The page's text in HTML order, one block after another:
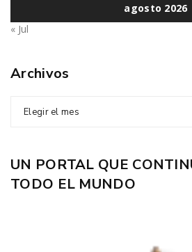
agosto 2026
« Jul
Archivos
Elegir el mes
UN PORTAL QUE
TODO EL MUNDO